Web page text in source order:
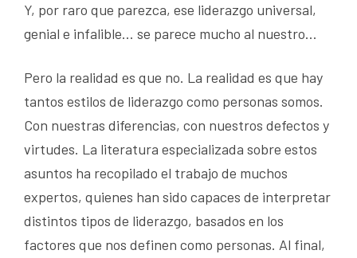
Y, por raro que parezca, ese liderazgo universal,
genial e infalible… se parece mucho al nuestro…
Pero la realidad es que no. La realidad es que hay
tantos estilos de liderazgo como personas somos.
Con nuestras diferencias, con nuestros defectos y
virtudes. La literatura especializada sobre estos
asuntos ha recopilado el trabajo de muchos
expertos, quienes han sido capaces de interpretar
distintos tipos de liderazgo, basados en los
factores que nos definen como personas. Al final,